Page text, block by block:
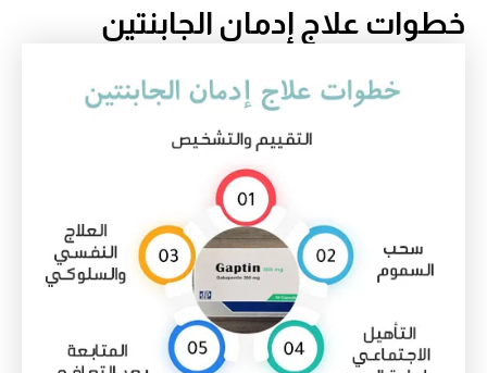
خطوات علاج إدمان الجابنتين